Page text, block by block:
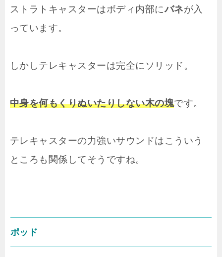
ストラトキャスターはボディ内部にバネが入
っています。
しかしテレキャスターは完全にソリッド。
中身を何もくりぬいたりしない木の塊です。
テレキャスターの力強いサウンドはこういう
ところも関係してそうですね。
ポッド